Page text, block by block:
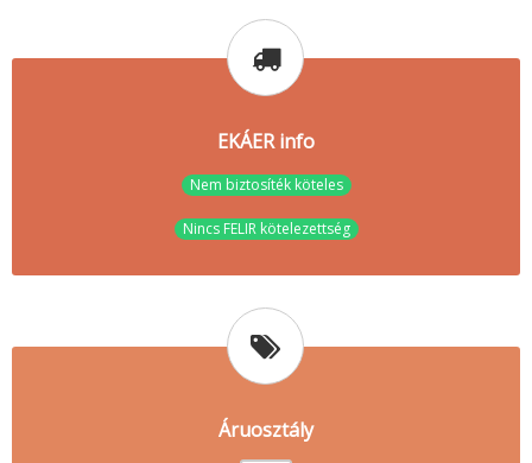
EKÁER info
Nem biztosíték köteles
Nincs FELIR kötelezettség
Áruosztály